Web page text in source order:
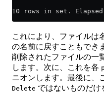
10 rows in set.
これにより、ファイルは
の名前に戻すこともでき
削除されたファイルの一
します。次に、これを各
ニオンします。最後に、
Delete ではないものだけ